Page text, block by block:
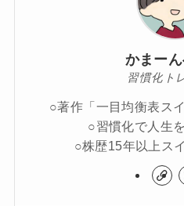
かまー
習慣化ト
○著作「一目均衡表ス
○習慣化で人生
○株歴15年以上ス